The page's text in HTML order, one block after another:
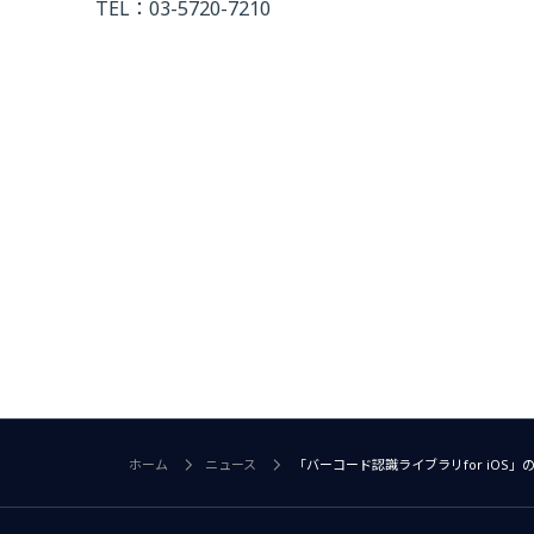
TEL：03-5720-7210
ホーム ニュース 「バーコード認識ライブラリfor iOS」